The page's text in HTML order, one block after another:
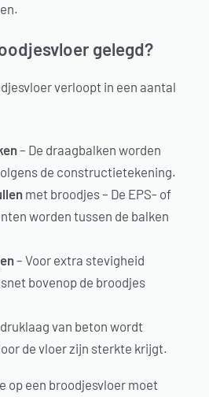
gelegd?
verloopt in een aantal
– De draagbalken worden
de constructietekening.
met broodjes – De EPS- of
worden tussen de balken
– Voor extra stevigheid
bovenop de broodjes
van beton wordt
de vloer zijn sterkte krijgt.
op een broodjesvloer moet